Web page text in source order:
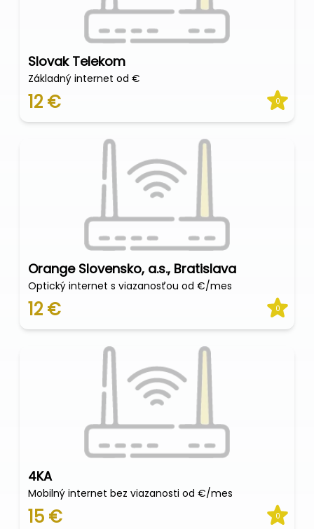
Slovak Telekom
Základný internet od €
12 € 0
Orange Slovensko, a.s., Bratislava
Optický internet s viazanosťou od €/mes
12 € 0
4KA
Mobilný internet bez viazanosti od €/mes
15 € 0